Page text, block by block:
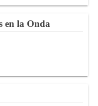
en la Onda